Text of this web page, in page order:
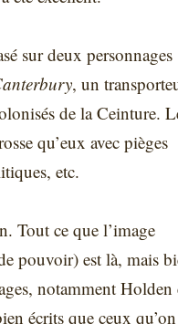
sur deux personnages
, un
de la Ceinture.
qu’eux avec pièges
etc.
Tout ce que l’image
pouvoir) est là, mais
notamment Holden
écrits que ceux qu’on